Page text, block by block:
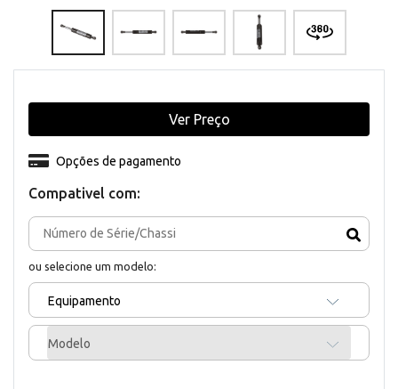
Compativel com:
ou selecione um modelo:
Equipamento
Modelo
Opções de pagamento
Ver Preço